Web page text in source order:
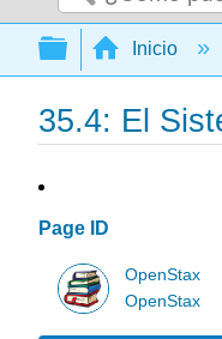
Buscar
Expandir/
Inicio
35.4: El
Page ID
OpenStax
OpenStax